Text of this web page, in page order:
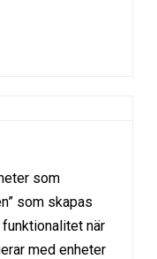
som
som skapas
när
med enheter